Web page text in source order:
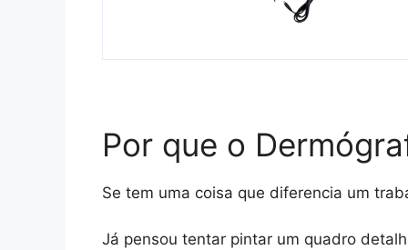
Por que o
Se tem uma coisa que diferencia um
Já pensou tentar pintar um quadro